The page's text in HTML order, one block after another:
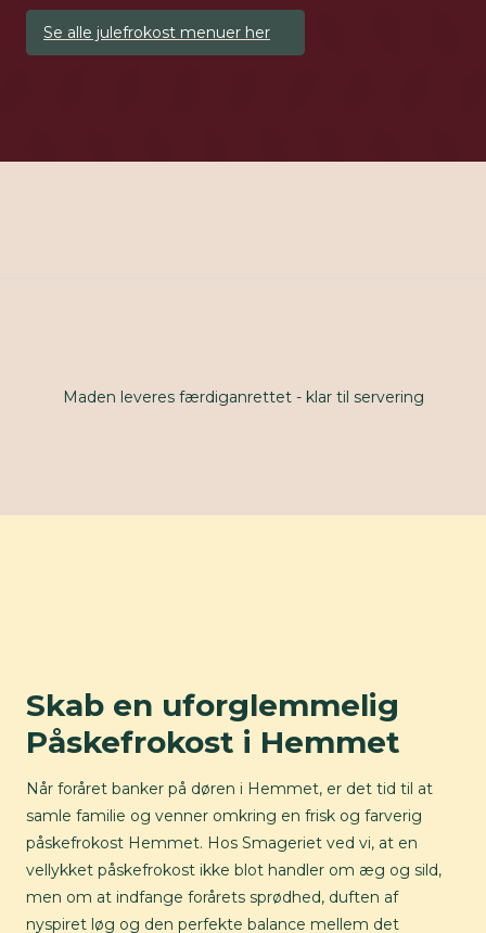
Se alle julefrokost menuer her
Maden leveres færdiganrettet - klar til servering
Skab en uforglemmelig
Påskefrokost i Hemmet
Når foråret banker på døren i Hemmet, er det tid til at
samle familie og venner omkring en frisk og farverig
påskefrokost Hemmet. Hos Smageriet ved vi, at en
vellykket påskefrokost ikke blot handler om æg og sild,
men om at indfange forårets sprødhed, duften af
nyspiret løg og den perfekte balance mellem det